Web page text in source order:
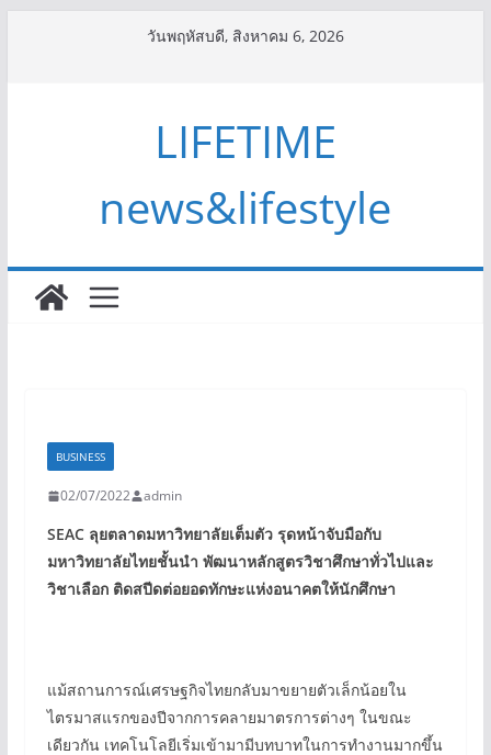
วันพฤหัสบดี, สิงหาคม 6, 2026
LIFETIME
news&lifestyle
BUSINESS
02/07/2022 admin
SEAC ลุยตลาดมหาวิทยาลัยเต็มตัว รุดหน้าจับมือกับ
มหาวิทยาลัยไทยชั้นนำ พัฒนาหลักสูตรวิชาศึกษาทั่วไปและ
วิชาเลือก ติดสปีดต่อยอดทักษะแห่งอนาคตให้นักศึกษา
แม้สถานการณ์เศรษฐกิจไทยกลับมาขยายตัวเล็กน้อยใน
ไตรมาสแรกของปีจากการคลายมาตรการต่างๆ ในขณะ
เดียวกัน เทคโนโลยีเริ่มเข้ามามีบทบาทในการทำงานมากขึ้น